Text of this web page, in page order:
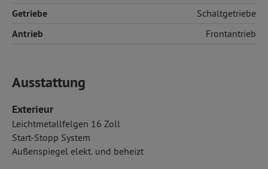
Getriebe Schaltgetriebe
Antrieb Frontantrieb
Ausstattung
Exterieur
Leichtmetallfelgen 16 Zoll
Start-Stopp System
Außenspiegel elekt. und beheizt